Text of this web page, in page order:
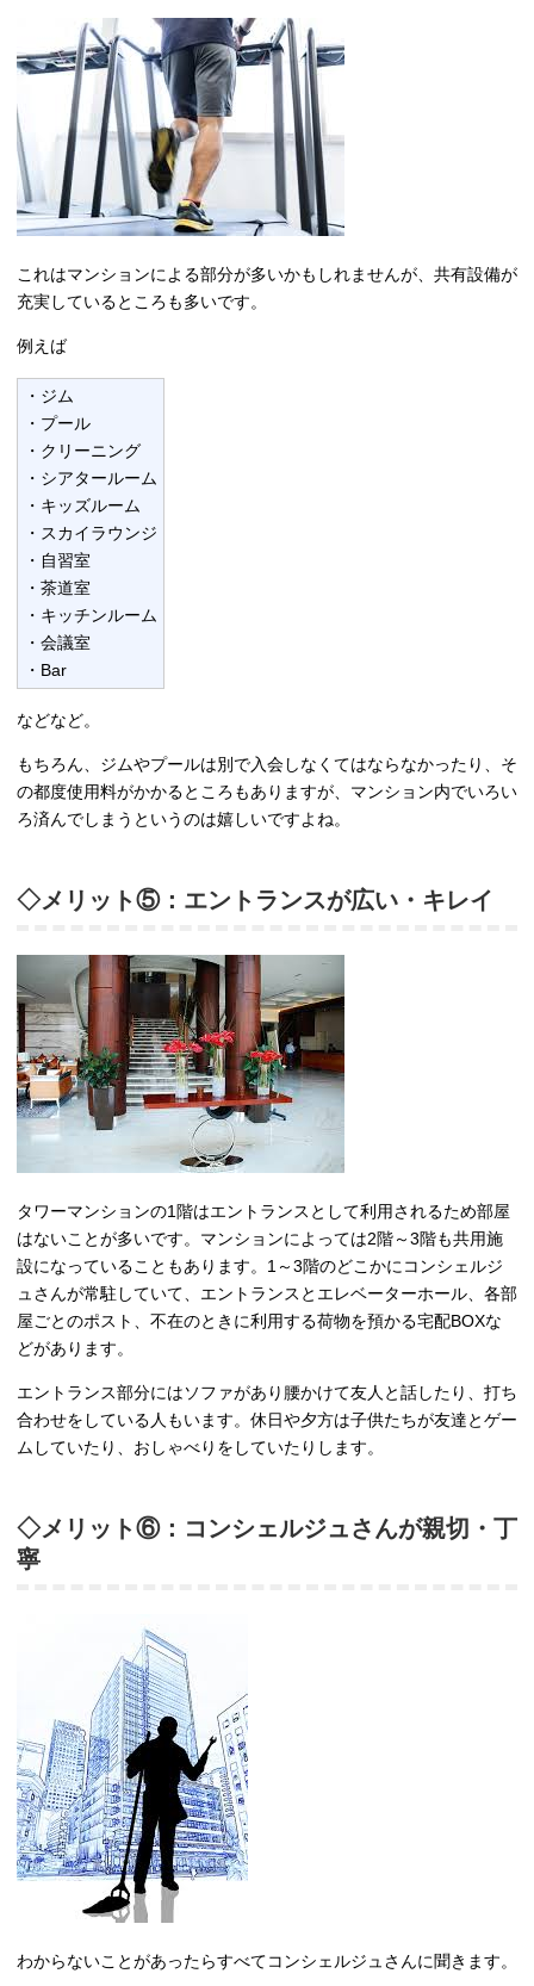
これはマンションによる部分が多いかもしれませんが、共有設備が
充実しているところも多いです。
例えば
・ジム
・プール
・クリーニング
・シアタールーム
・キッズルーム
・スカイラウンジ
・自習室
・茶道室
・キッチンルーム
・会議室
・Bar
などなど。
もちろん、ジムやプールは別で入会しなくてはならなかったり、そ
の都度使用料がかかるところもありますが、マンション内でいろい
ろ済んでしまうというのは嬉しいですよね。
◇メリット⑤：エントランスが広い・キレイ
タワーマンションの1階はエントランスとして利用されるため部屋
はないことが多いです。マンションによっては2階～3階も共用施
設になっていることもあります。1～3階のどこかにコンシェルジ
ュさんが常駐していて、エントランスとエレベーターホール、各部
屋ごとのポスト、不在のときに利用する荷物を預かる宅配BOXな
どがあります。
エントランス部分にはソファがあり腰かけて友人と話したり、打ち
合わせをしている人もいます。休日や夕方は子供たちが友達とゲー
ムしていたり、おしゃべりをしていたりします。
◇メリット⑥：コンシェルジュさんが親切・丁
寧
わからないことがあったらすべてコンシェルジュさんに聞きます。